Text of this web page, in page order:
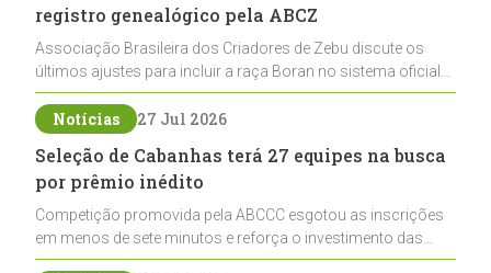
registro genealógico pela ABCZ
Associação Brasileira dos Criadores de Zebu discute os
últimos ajustes para incluir a raça Boran no sistema oficial
de registros, abrindo caminho para sua expansão na
pecuária nacional
Notícias 27 Jul 2026
Seleção de Cabanhas terá 27 equipes na busca
por prêmio inédito
Competição promovida pela ABCCC esgotou as inscrições
em menos de sete minutos e reforça o investimento das
cabanhas na seleção genética de Cavalos Crioulos voltados